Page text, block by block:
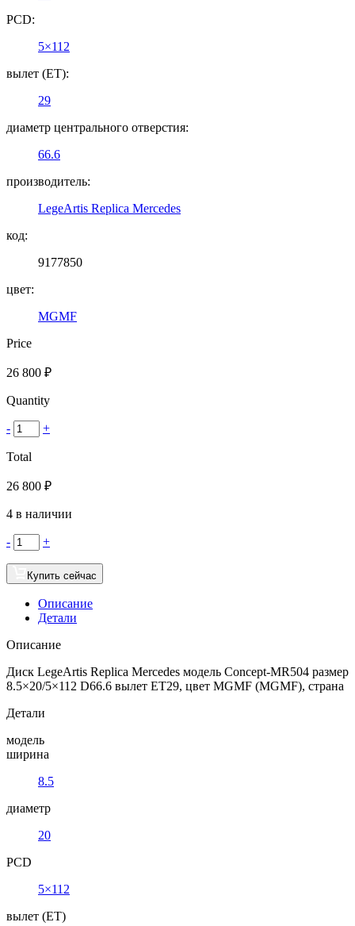
PCD:
5×112
вылет (ET):
29
диаметр центрального отверстия:
66.6
производитель:
LegeArtis Replica Mercedes
код:
9177850
цвет:
MGMF
Price
26 800 ₽
Quantity
- +
Total
26 800 ₽
4 в наличии
- +
Купить сейчас
Описание
Детали
Описание
Диск LegeArtis Replica Mercedes модель Concept-MR504 размер
8.5×20/5×112 D66.6 вылет ET29, цвет MGMF (MGMF), страна
Детали
модель
ширина
8.5
диаметр
20
PCD
5×112
вылет (ET)